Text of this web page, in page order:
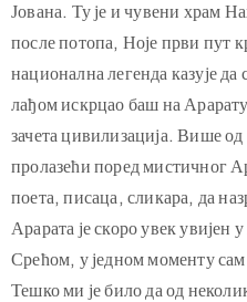
Јована. Ту је и чувени храм
после потопа, Ноје први пут
национална легенда казује да
лађом искрцао баш на
зачета цивилизација. Више
пролазећи поред мистичног
поета, писаца, сликара, да
Арарата је скоро увек увијен
Срећом, у једном моменту
Тешко ми је било да од